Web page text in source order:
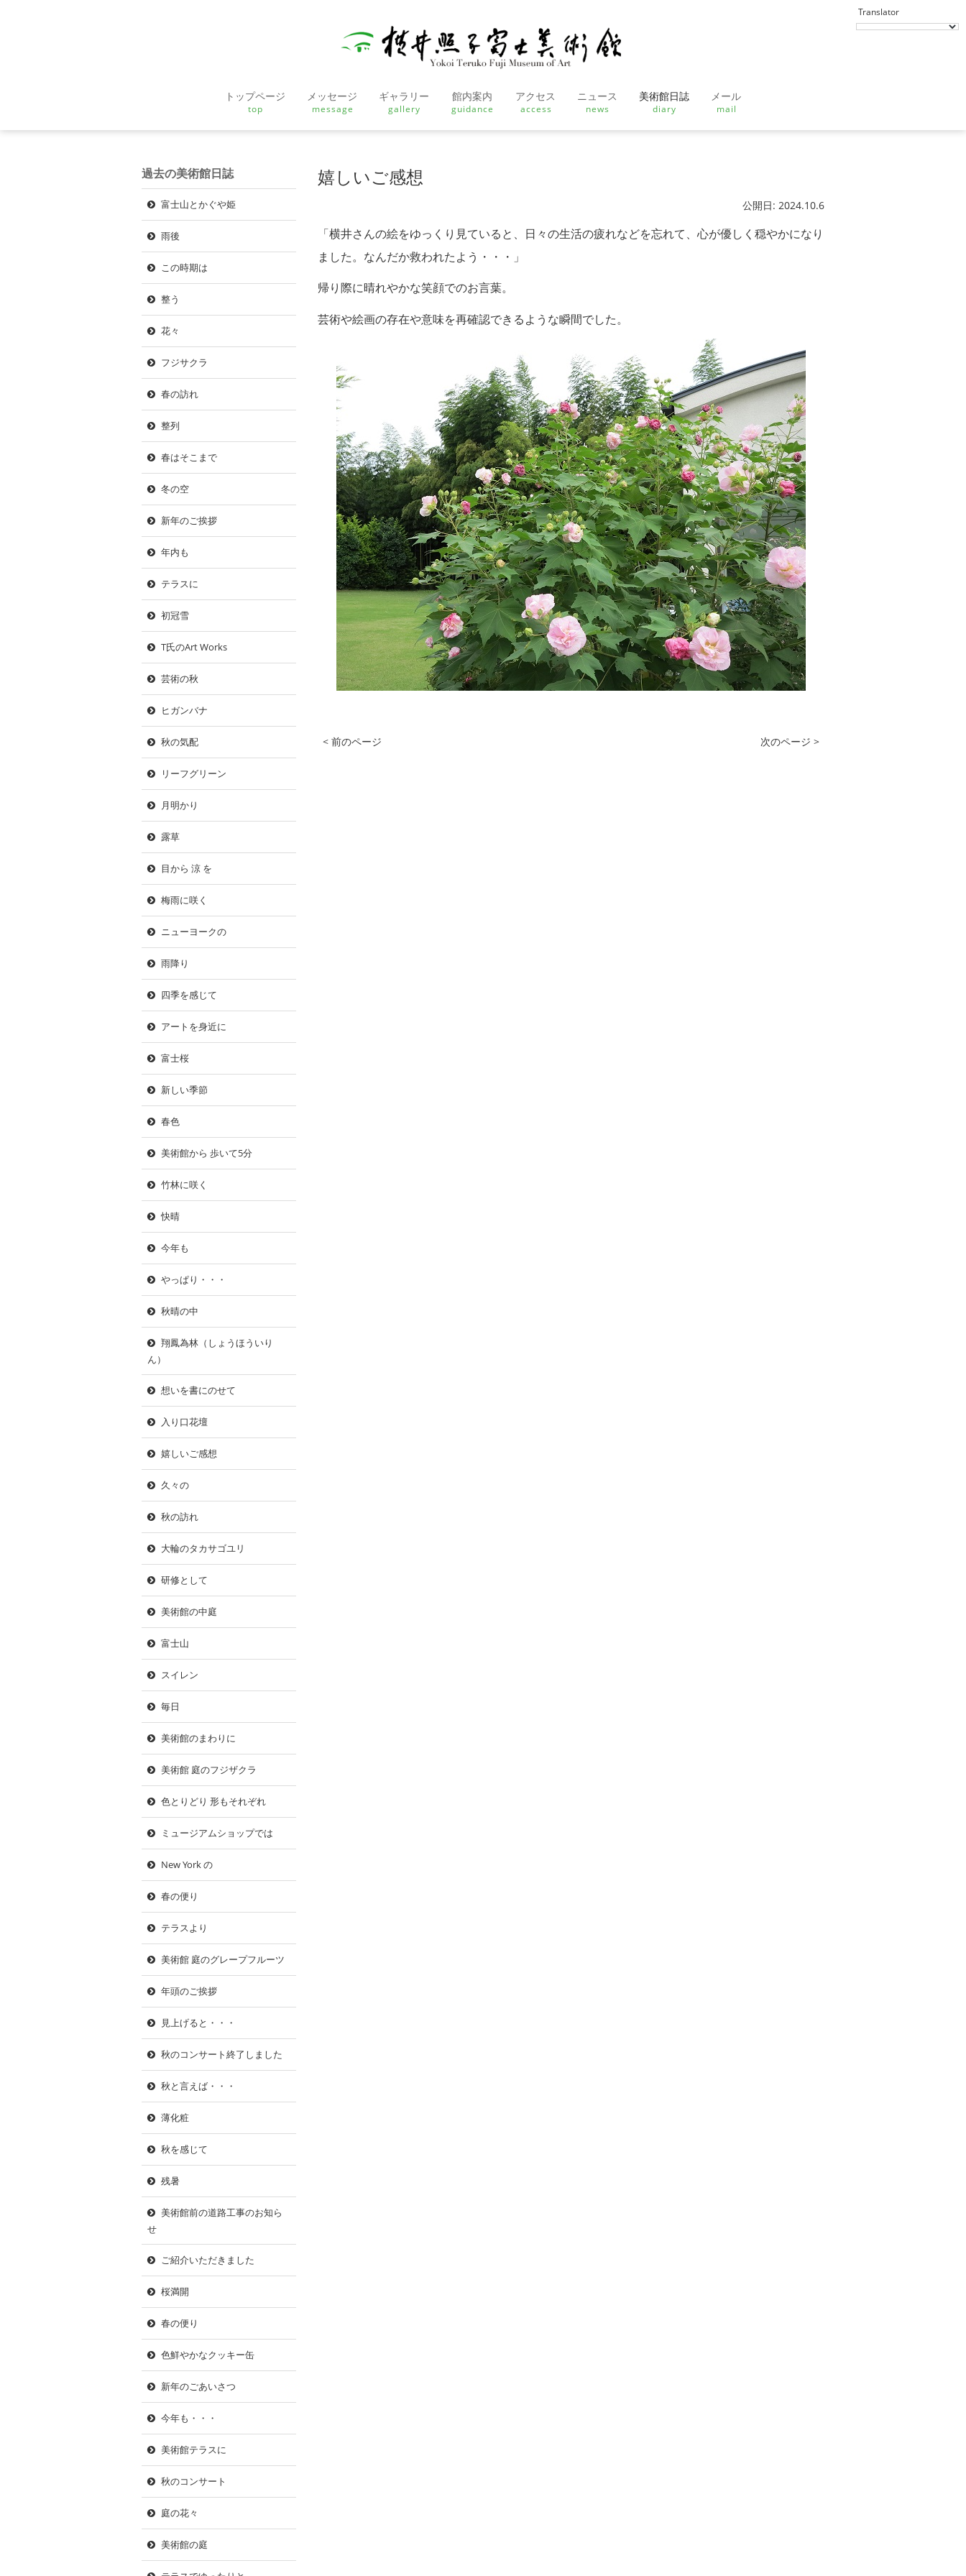
トップページ
top
メッセージ
message
ギャラリー
gallery
館内案内
guidance
アクセス
access
ニュース
news
美術館日誌
diary
メール
mail
嬉しいご感想
公開日: 2024.10.6
「横井さんの絵をゆっくり見ていると、日々の生活の疲れなどを忘れて、心が優しく穏やかになり
ました。なんだか救われたよう・・・」
帰り際に晴れやかな笑顔でのお言葉。
芸術や絵画の存在や意味を再確認できるような瞬間でした。
< 前のページ 次のページ >
過去の美術館日誌
富士山とかぐや姫
雨後
この時期は
整う
花々
フジサクラ
春の訪れ
整列
春はそこまで
冬の空
新年のご挨拶
年内も
テラスに
初冠雪
T氏のArt Works
芸術の秋
ヒガンバナ
秋の気配
リーフグリーン
月明かり
露草
目から 涼 を
梅雨に咲く
ニューヨークの
雨降り
四季を感じて
アートを身近に
富士桜
新しい季節
春色
美術館から 歩いて5分
竹林に咲く
快晴
今年も
やっぱり・・・
秋晴の中
翔鳳為林（しょうほういり
ん）
想いを書にのせて
入り口花壇
嬉しいご感想
久々の
秋の訪れ
大輪のタカサゴユリ
研修として
美術館の中庭
富士山
スイレン
毎日
美術館のまわりに
美術館 庭のフジザクラ
色とりどり 形もそれぞれ
ミュージアムショップでは
New York の
春の便り
テラスより
美術館 庭のグレープフルーツ
年頭のご挨拶
見上げると・・・
秋のコンサート終了しました
秋と言えば・・・
薄化粧
秋を感じて
残暑
美術館前の道路工事のお知ら
せ
ご紹介いただきました
桜満開
春の便り
色鮮やかなクッキー缶
新年のごあいさつ
今年も・・・
美術館テラスに
秋のコンサート
庭の花々
美術館の庭